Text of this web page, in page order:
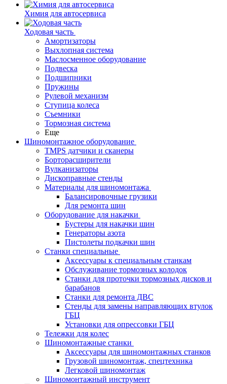
Химия для автосервиса
Ходовая часть
Амортизаторы
Выхлопная система
Маслосменное оборудование
Подвеска
Подшипники
Пружины
Рулевой механизм
Ступица колеса
Съемники
Тормозная система
Еще
Шиномонтажное оборудование
TMPS датчики и сканеры
Борторасширители
Вулканизаторы
Дископравные стенды
Материалы для шиномонтажа
Балансировочные грузики
Для ремонта шин
Оборудование для накачки
Бустеры для накачки шин
Генераторы азота
Пистолеты подкачки шин
Станки специальные
Аксессуары к специальным станкам
Обслуживание тормозных колодок
Станки для проточки тормозных дисков и
барабанов
Станки для ремонта ДВС
Стенды для замены направляющих втулок
ГБЦ
Установки для опрессовки ГБЦ
Тележки для колес
Шиномонтажные станки
Аксессуары для шиномонтажных станков
Грузовой шиномонтаж, спецтехника
Легковой шиномонтаж
Шиномонтажный инструмент